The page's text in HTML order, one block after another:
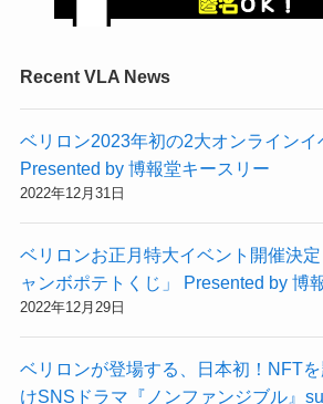
Recent VLA News
ベリロン2023年初の2大オンラインイ
Presented by 博報堂キースリー
2022年12月31日
ベリロンお正月特大イベント開催決
ャンボポテトくじ」 Presented by 博
2022年12月29日
ベリロンが登場する、日本初！NFT
けSNSドラマ『ノンファンジブル』